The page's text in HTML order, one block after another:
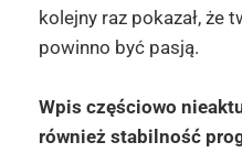
kolejny raz pokazał, że
powinno być pasją.
Wpis częściowo
również stabilność